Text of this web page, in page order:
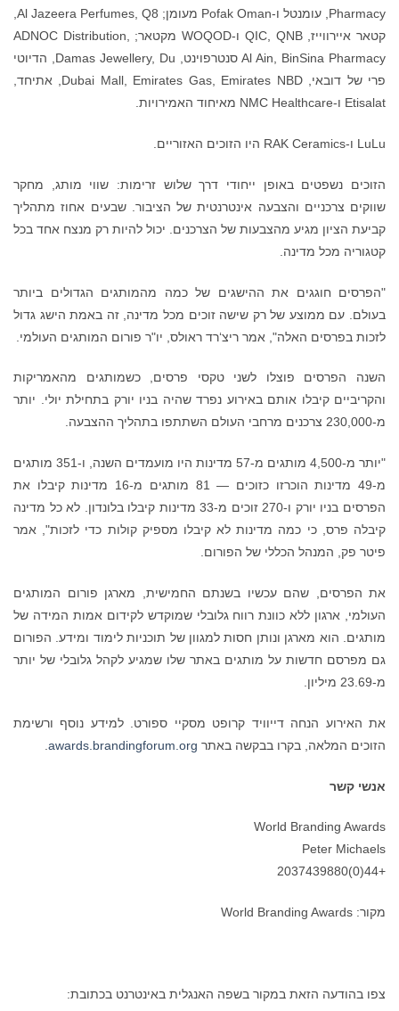
קטאר איירווייז, QIC, QNB ו-WOQOD מקטאר; ADNOC Distribution,
Al Ain, BinSina Pharmacy סנטרפוינט, Damas Jewellery, Du, הדיוטי
פרי של דובאי, Dubai Mall, Emirates Gas, Emirates NBD, אתיחד,
Etisalat ו-NMC Healthcare מאיחוד האמירויות.
LuLu ו-RAK Ceramics היו הזוכים האזוריים.
הזוכים נשפטים באופן ייחודי דרך שלוש זרימות: שווי מותג, מחקר
שווקים צרכניים והצבעה אינטרנטית של הציבור. שבעים אחוז מתהליך
קביעת הציון מגיע מהצבעות של הצרכנים. יכול להיות רק מנצח אחד בכל
קטגוריה מכל מדינה.
"הפרסים חוגגים את ההישגים של כמה מהמותגים הגדולים ביותר
בעולם. עם ממוצע של רק שישה זוכים מכל מדינה, זה באמת הישג גדול
לזכות בפרסים האלה", אמר ריצ‘רד ראולס, יו"ר פורום המותגים העולמי.
השנה הפרסים פוצלו לשני טקסי פרסים, כשמותגים מהאמריקות
והקריביים קיבלו אותם באירוע נפרד שהיה בניו יורק בתחילת יולי. יותר
מ-230,000 צרכנים מרחבי העולם השתתפו בתהליך ההצבעה.
"יותר מ-4,500 מותגים מ-57 מדינות היו מועמדים השנה, ו-351 מותגים
מ-49 מדינות הוכרזו כזוכים — 81 מותגים מ-16 מדינות קיבלו את
הפרסים בניו יורק ו-270 זוכים מ-33 מדינות קיבלו בלונדון. לא כל מדינה
קיבלה פרס, כי כמה מדינות לא קיבלו מספיק קולות כדי לזכות", אמר
פיטר פק, המנהל הכללי של הפורום.
את הפרסים, שהם עכשיו בשנתם החמישית, מארגן פורום המותגים
העולמי, ארגון ללא כוונת רווח גלובלי שמוקדש לקידום אמות המידה של
מותגים. הוא מארגן ונותן חסות למגוון של תוכניות לימוד ומידע. הפורום
גם מפרסם חדשות על מותגים באתר שלו שמגיע לקהל גלובלי של יותר
מ-23.69 מיליון.
את האירוע הנחה דייוויד קרופט מסקיי ספורט. למידע נוסף ורשימת
הזוכים המלאה, בקרו בבקשה באתר awards.brandingforum.org
אנשי קשר
World Branding Awards
Peter Michaels
+44(0)2037439880
מקור: World Branding Awards
צפו בהודעה הזאת במקור בשפה האנגלית באינטרנט בכתובת: